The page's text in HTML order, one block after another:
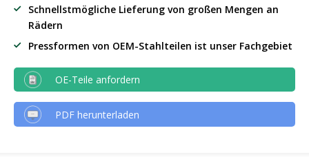
Schnellstmögliche Lieferung von großen Mengen an
Rädern
Pressformen von OEM-Stahlteilen ist unser Fachgebiet
OE-Teile anfordern
PDF herunterladen